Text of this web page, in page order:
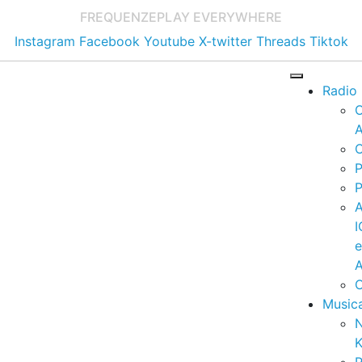
FREQUENZEPLAY EVERYWHERE
Instagram Facebook Youtube X-twitter Threads Tiktok
Radio
e